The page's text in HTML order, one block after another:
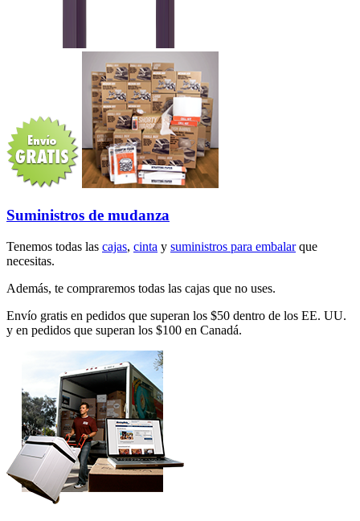
Suministros de mudanza
Tenemos todas las cajas, cinta y suministros para embalarque
necesitas.
Además, te compraremos todas las cajas que no uses.
Envío gratis en pedidos que superan los $50 dentro de los EE. UU.
y en pedidos que superan los $100 en Canadá.